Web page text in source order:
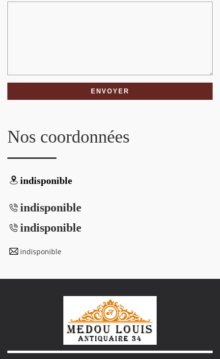
Nos coordonnées
indisponible
indisponible
indisponible
indisponible